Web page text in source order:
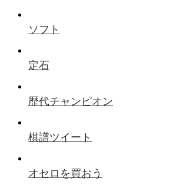
ソフト
定石
歴代チャンピオン
棋譜ツイート
オセロを買おう